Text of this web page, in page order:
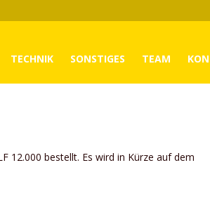
TECHNIK SONSTIGES TEAM
12.000 bestellt. Es wird in Kürze auf dem